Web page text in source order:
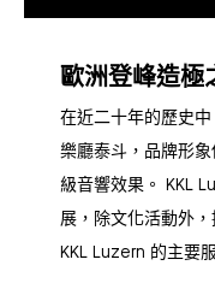
歐洲登峰造極
在近二十年的歷史
樂廳泰斗，品牌形
級音響效果。 KKL
展，除文化活動外
KKL Luzern 的主要